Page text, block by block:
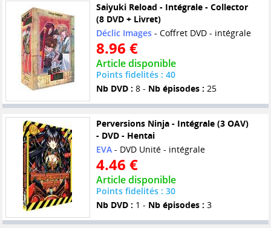
Saiyuki Reload - Intégrale - Collector
(8 DVD + Livret)
Déclic Images- Coffret DVD - intégrale
8.96 €
Article disponible
Points fidelités : 40
Nb DVD : 8 - Nb épisodes : 25
Perversions Ninja - Intégrale (3 OAV)
- DVD - Hentai
EVA- DVD Unité - intégrale
4.46 €
Article disponible
Points fidelités : 30
Nb DVD : 1 - Nb épisodes : 3